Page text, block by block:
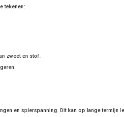
tekenen:
zweet en stof.
en spierspanning. Dit kan op lange termijn